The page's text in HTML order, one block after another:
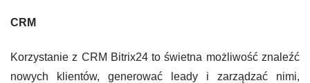
CRM
Korzystanie z CRM Bitrix24 to świetna możliwość znaleźć
nowych klientów, generować leady i zarządzać nimi,